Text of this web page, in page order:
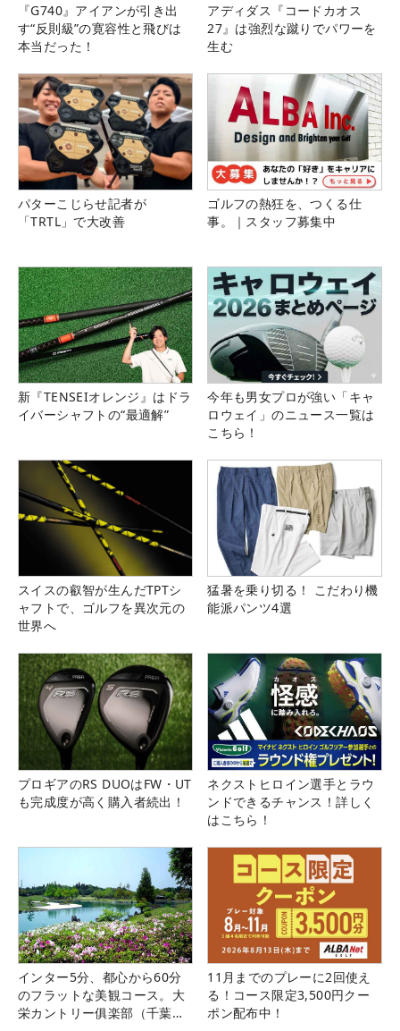
『G740』アイアンが引き出
す“反則級”の寛容性と飛びは
本当だった！
アディダス『コードカオス
27』は強烈な蹴りでパワーを
生む
パターこじらせ記者が
「TRTL」で大改善
ゴルフの熱狂を、つくる仕
事。｜スタッフ募集中
新『TENSEIオレンジ』はドラ
イバーシャフトの“最適解”
今年も男女プロが強い「キャ
ロウェイ」のニュース一覧は
こちら！
スイスの叡智が生んだTPTシ
ャフトで、ゴルフを異次元の
世界へ
猛暑を乗り切る！ こだわり機
能派パンツ4選
プロギアのRS DUOはFW・UT
も完成度が高く購入者続出！
ネクストヒロイン選手とラウ
ンドできるチャンス！詳しく
はこちら！
インター5分、都心から60分
のフラットな美観コース。大
栄カントリー俱楽部（千葉
11月までのプレーに2回使え
る！コース限定3,500円クー
ポン配布中！